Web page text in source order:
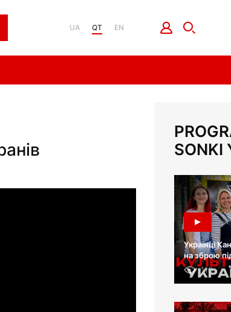
UA QT EN
SONKI
Українці
на зброю
110